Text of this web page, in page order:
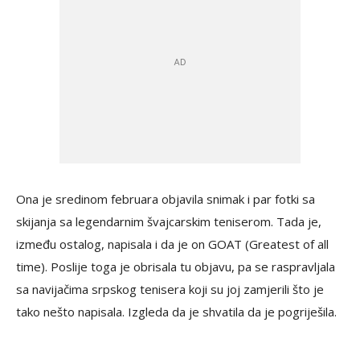
Ona je sredinom februara objavila snimak i par fotki sa
skijanja sa legendarnim švajcarskim teniserom. Tada je,
između ostalog, napisala i da je on GOAT (Greatest of all
time). Poslije toga je obrisala tu objavu, pa se raspravljala
sa navijačima srpskog tenisera koji su joj zamjerili što je
tako nešto napisala. Izgleda da je shvatila da je pogriješila.